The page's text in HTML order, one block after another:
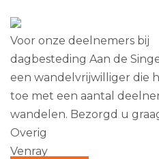
Voor onze deelnemers bij
dagbesteding Aan de
een wandelvrijwilliger die
toe met een aantal
wandelen. Bezorgd u
Overig
Venray